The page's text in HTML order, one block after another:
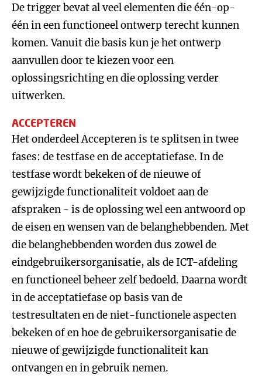
De trigger bevat al veel elementen die één-op-
één in een functioneel ontwerp terecht kunnen
komen. Vanuit die basis kun je het ontwerp
aanvullen door te kiezen voor een
oplossingsrichting en die oplossing verder
uitwerken.
ACCEPTEREN
Het onderdeel Accepteren is te splitsen in twee
fases: de testfase en de acceptatiefase. In de
testfase wordt bekeken of de nieuwe of
gewijzigde functionaliteit voldoet aan de
afspraken - is de oplossing wel een antwoord op
de eisen en wensen van de belanghebbenden. Met
die belanghebbenden worden dus zowel de
eindgebruikersorganisatie, als de ICT-afdeling
en functioneel beheer zelf bedoeld. Daarna wordt
in de acceptatiefase op basis van de
testresultaten en de niet-functionele aspecten
bekeken of en hoe de gebruikersorganisatie de
nieuwe of gewijzigde functionaliteit kan
ontvangen en in gebruik nemen.